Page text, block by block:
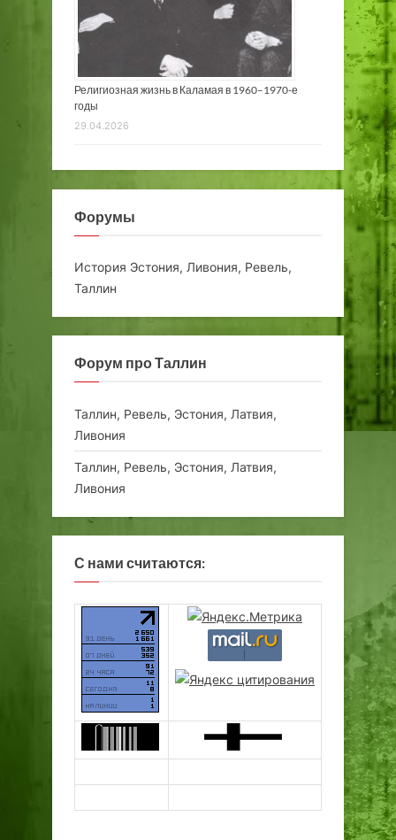
Религиозная жизнь в Каламая в 1960–1970-е
годы
29.04.2026
Форумы
История Эстония, Ливония, Ревель,
Таллин
Форум про Таллин
Таллин, Ревель, Эстония, Латвия,
Ливония
Таллин, Ревель, Эстония, Латвия,
Ливония
С нами считаются: